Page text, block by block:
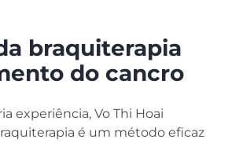
braquiterapia
do cancro
experiência, Vo Thi Hoai
é um método eficaz